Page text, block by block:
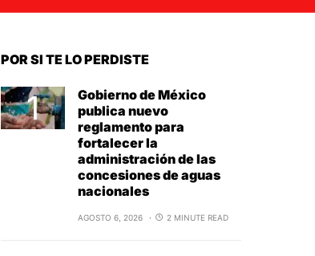
POR SI TE LO PERDISTE
Gobierno de México
publica nuevo
reglamento para
fortalecer la
administración de las
concesiones de aguas
nacionales
AGOSTO 6, 2026 2 MINUTE READ